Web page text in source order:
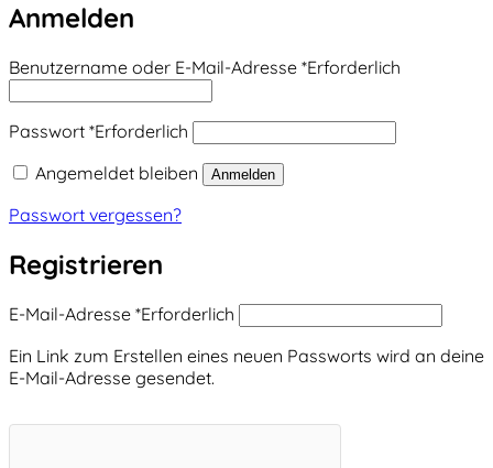
Anmelden
Benutzername oder E-Mail-Adresse *Erforderlich
Passwort *Erforderlich
Angemeldet bleiben
Anmelden
Passwort vergessen?
Registrieren
E-Mail-Adresse *Erforderlich
Ein Link zum Erstellen eines neuen Passworts wird an deine
E-Mail-Adresse gesendet.